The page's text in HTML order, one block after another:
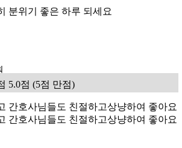
분위기 좋은 하루 되세요
5.0점 (5점 만점)
간호사님들도 친절하고상냥하여 좋아요
간호사님들도 친절하고상냥하여 좋아요